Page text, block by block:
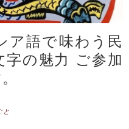
ア語で味わう民
の魅力 ご参加
と